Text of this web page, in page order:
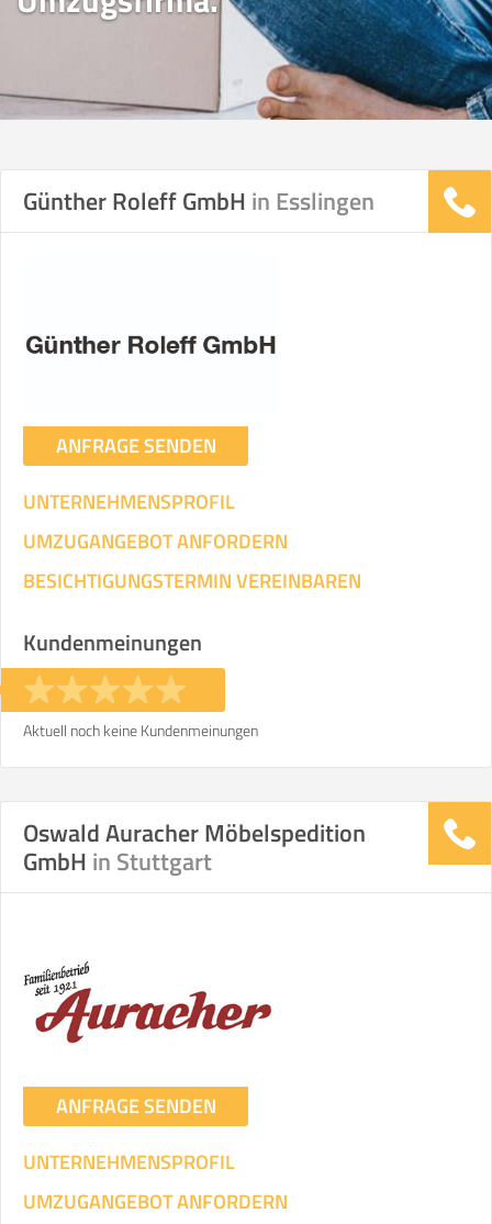
Günther Roleff GmbH in Esslingen
ANFRAGE SENDEN
UNTERNEHMENSPROFIL
UMZUGANGEBOT ANFORDERN
BESICHTIGUNGSTERMIN VEREINBAREN
Kundenmeinungen
Aktuell noch keine Kundenmeinungen
Oswald Auracher Möbelspedition
GmbH in Stuttgart
ANFRAGE SENDEN
UNTERNEHMENSPROFIL
UMZUGANGEBOT ANFORDERN